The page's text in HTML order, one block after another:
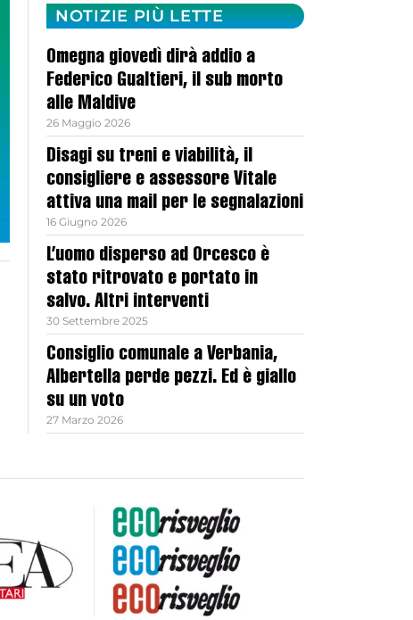
NOTIZIE PIÙ LETTE
Omegna giovedì dirà addio a
Federico Gualtieri, il sub morto
alle Maldive
26 Maggio 2026
Disagi su treni e viabilità, il
consigliere e assessore Vitale
attiva una mail per le segnalazioni
16 Giugno 2026
L’uomo disperso ad Orcesco è
stato ritrovato e portato in
salvo. Altri interventi
30 Settembre 2025
Consiglio comunale a Verbania,
Albertella perde pezzi. Ed è giallo
su un voto
27 Marzo 2026